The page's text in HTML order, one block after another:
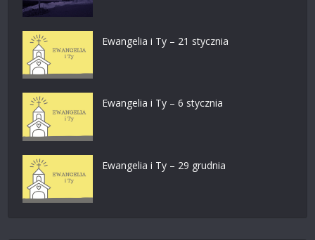
Ewangelia i Ty – 21 stycznia
Ewangelia i Ty – 6 stycznia
Ewangelia i Ty – 29 grudnia